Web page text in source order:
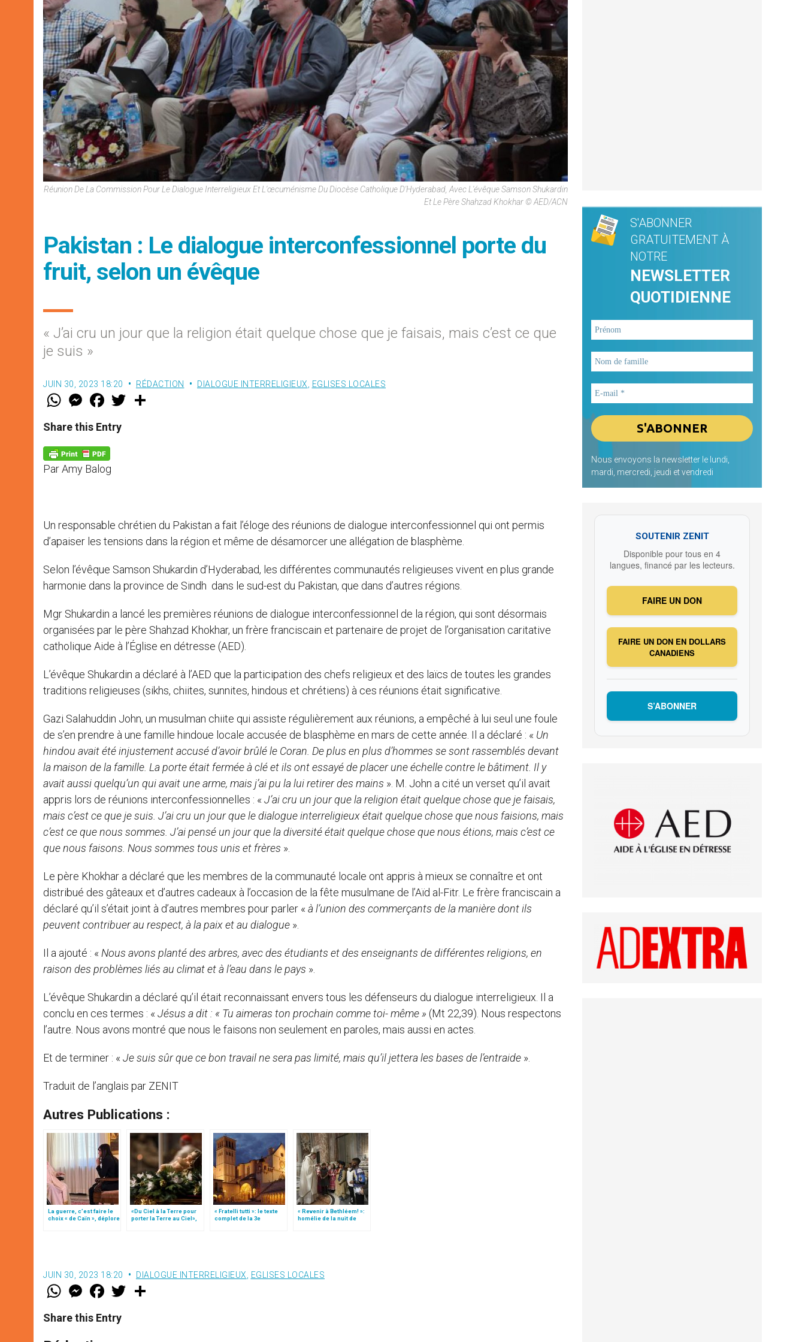
Réunion De La Commission Pour Le Dialogue Interreligieux Et L'œcuménisme Du Diocèse Catholique D'Hyderabad, Avec L'évêque Samson Shukardin
Et Le Père Shahzad Khokhar © AED/ACN
Pakistan : Le dialogue interconfessionnel porte du
fruit, selon un évêque
« J’ai cru un jour que la religion était quelque chose que je faisais, mais c’est ce que
je suis »
JUIN 30, 2023 18:20 RÉDACTION DIALOGUE INTERRELIGIEUX, EGLISES LOCALES
W
t
s
A
p
p
M
e
s
e
n
g
e
r
F
a
e
b
o
k
w
Share this Entry
Par Amy Balog
Un responsable chrétien du Pakistan a fait l’éloge des réunions de dialogue interconfessionnel qui ont permis
d’apaiser les tensions dans la région et même de désamorcer une allégation de blasphème.
Selon l’évêque Samson Shukardin d’Hyderabad, les différentes communautés religieuses vivent en plus grande
harmonie dans la province de Sindh dans le sud-est du Pakistan, que dans d’autres régions.
Mgr Shukardin a lancé les premières réunions de dialogue interconfessionnel de la région, qui sont désormais
organisées par le père Shahzad Khokhar, un frère franciscain et partenaire de projet de l’organisation caritative
catholique Aide à l’Église en détresse (AED).
L’évêque Shukardin a déclaré à l’AED que la participation des chefs religieux et des laïcs de toutes les grandes
traditions religieuses (sikhs, chiites, sunnites, hindous et chrétiens) à ces réunions était significative.
Gazi Salahuddin John, un musulman chiite qui assiste régulièrement aux réunions, a empêché à lui seul une foule
de s’en prendre à une famille hindoue locale accusée de blasphème en mars de cette année. Il a déclaré : « Un
hindou avait été injustement accusé d’avoir brûlé le Coran. De plus en plus d’hommes se sont rassemblés devant
la maison de la famille. La porte était fermée à clé et ils ont essayé de placer une échelle contre le bâtiment. Il y
avait aussi quelqu’un qui avait une arme, mais j’ai pu la lui retirer des mains ». M. John a cité un verset qu’il avait
appris lors de réunions interconfessionnelles : « J’ai cru un jour que la religion était quelque chose que je faisais,
mais c’est ce que je suis. J’ai cru un jour que le dialogue interreligieux était quelque chose que nous faisions, mais
c’est ce que nous sommes. J’ai pensé un jour que la diversité était quelque chose que nous étions, mais c’est ce
que nous faisons. Nous sommes tous unis et frères ».
Le père Khokhar a déclaré que les membres de la communauté locale ont appris à mieux se connaître et ont
distribué des gâteaux et d’autres cadeaux à l’occasion de la fête musulmane de l’Aïd al-Fitr. Le frère franciscain a
déclaré qu’il s’était joint à d’autres membres pour parler « à l’union des commerçants de la manière dont ils
peuvent contribuer au respect, à la paix et au dialogue ».
Il a ajouté : « Nous avons planté des arbres, avec des étudiants et des enseignants de différentes religions, en
raison des problèmes liés au climat et à l’eau dans le pays ».
L’évêque Shukardin a déclaré qu’il était reconnaissant envers tous les défenseurs du dialogue interreligieux. Il a
conclu en ces termes : « Jésus a dit : « Tu aimeras ton prochain comme toi-même » (Mt 22,39). Nous respectons
l’autre. Nous avons montré que nous le faisons non seulement en paroles, mais aussi en actes.
Et de terminer : « Je suis sûr que ce bon travail ne sera pas limité, mais qu’il jettera les bases de l’entraide ».
Traduit de l’anglais par ZENIT
Autres Publications :
La guerre, c’est faire le
choix « de Caïn », déplore
«Du Ciel à la Terre pour
porter la Terre au Ciel»,
« Fratelli tutti »: le texte
complet de la 3e
« Revenir à Bethléem! »:
homélie de la nuit de
JUIN 30, 2023 18:20 DIALOGUE INTERRELIGIEUX, EGLISES LOCALES
W
t
s
M
e
s
e
F
a
e
b
w
Share this Entry
S'ABONNER
GRATUITEMENT À
NOTRE
NEWSLETTER
QUOTIDIENNE
Nous envoyons la newsletter le lundi,
mardi, mercredi, jeudi et vendredi
SOUTENIR ZENIT
Disponible pour tous en 4
langues, financé par les lecteurs.
FAIRE UN DON
FAIRE UN DON EN DOLLARS
CANADIENS
S’ABONNER